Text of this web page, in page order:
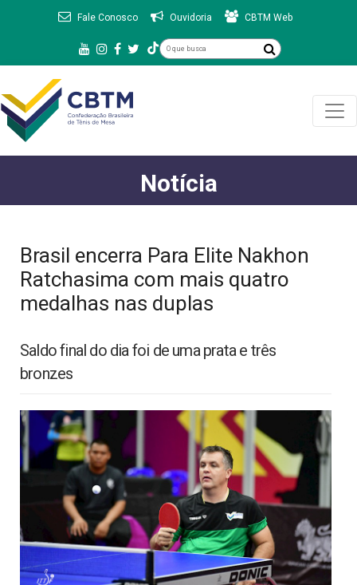
Fale Conosco Ouvidoria CBTM Web
Notícia
Brasil encerra Para Elite Nakhon
Ratchasima com mais quatro
medalhas nas duplas
Saldo final do dia foi de uma prata e três
bronzes